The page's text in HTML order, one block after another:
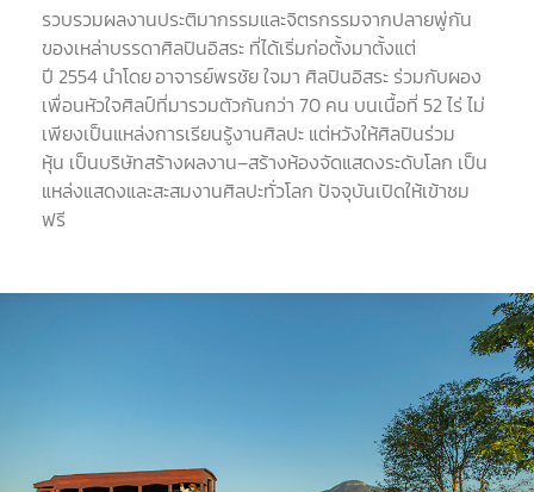
รวบรวมผลงานประติมากรรมและจิตรกรรมจากปลายพู่กัน
ของเหล่าบรรดาศิลปินอิสระ ที่ได้เริ่มก่อตั้งมาตั้งแต่
ปี 2554 นำโดยอาจารย์พรชัยใจมา ศิลปินอิสระ ร่วมกับผอง
เพื่อนหัวใจศิลป์ที่มารวมตัวกันกว่า 70 คน บนเนื้อที่ 52ไร่ไม่
เพียงเป็นแหล่งการเรียนรู้งานศิลปะ แต่หวังให้ศิลปินร่วม
หุ้น เป็นบริษัทสร้างผลงาน–สร้างห้องจัดแสดงระดับโลก เป็น
แหล่งแสดงและสะสมงานศิลปะทั่วโลก ปัจจุบันเปิดให้เข้าชม
ฟรี